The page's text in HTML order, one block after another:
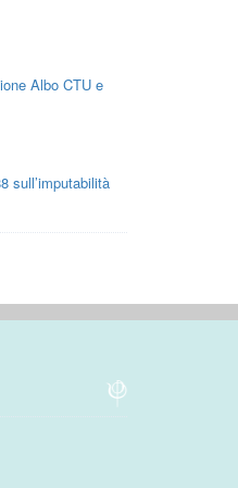
Albo CTU e
sull’imputabilità